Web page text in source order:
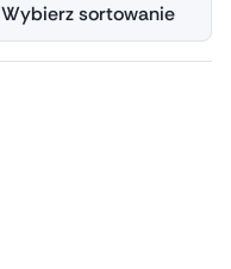
Wybierz sortowanie